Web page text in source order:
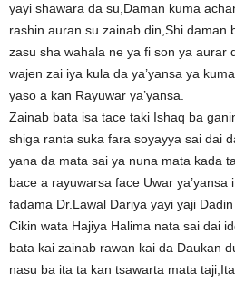
yayi shawara da su,Daman kuma
rashin auran su zainab din,Shi daman
zasu sha wahala ne ya fi son ya aurar
wajen zai iya kula da ya’yansa ya
yaso a kan Rayuwar ya’yansa.
Zainab bata isa tace taki Ishaq ba
shiga ranta suka fara soyayya sai dai
yana da mata sai ya nuna mata kada
bace a rayuwarsa face Uwar
fadama Dr.Lawal Dariya yayi yaji
Cikin wata Hajiya Halima nata sai dai
bata kai zainab rawan kai da Daukan
nasu ba ita ta kan tsawarta mata